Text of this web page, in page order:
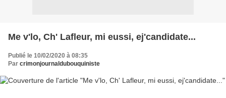
Me v'lo, Ch' Lafleur, mi eussi, ej'candidate...
Publié le 10/02/2020 à 08:35
Par crimonjournaldubouquiniste